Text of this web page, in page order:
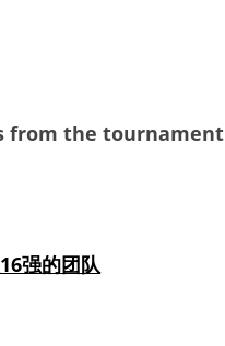
from the tournament
强的团队